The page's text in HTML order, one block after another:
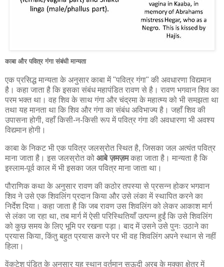
काबा और पवित्र गंगा संबंधी मान्यता
एक प्रसिद्ध मान्यता के अनुसार काबा में "पवित्र गंगा" की अवधारणा विद्यमान
है। कहा जाता है कि इसका संबंध महापंडित रावण से है। रावण भगवान शिव का
परम भक्त था। वह शिव के साथ गंगा और चंद्रमा के महात्म्य को भी समझता था
तथा यह मानता था कि शिव और गंगा का संबंध अविभाज्य है। जहाँ शिव की
उपासना होगी, वहाँ किसी-न-किसी रूप में पवित्र गंगा की अवधारणा भी अवश्य
विद्यमान होगी।
काबा के निकट भी एक पवित्र जलस्रोत स्थित है, जिसका जल अत्यंत पवित्र
माना जाता है। इस जलस्रोत को आबे ज़मज़मकहा जाता है। मान्यता है कि
इस्लाम-पूर्व काल में भी इसका जल पवित्र माना जाता था।
पौराणिक कथा के अनुसार रावण की कठोर तपस्या से प्रसन्न होकर भगवान
शिव ने उसे एक शिवलिंग प्रदान किया और उसे लंका में स्थापित करने का
निर्देश दिया। कहा जाता है कि जब रावण उस शिवलिंग को लेकर आकाश मार्ग
से लंका जा रहा था, तब मार्ग में ऐसी परिस्थितियाँ उत्पन्न हुईं कि उसे शिवलिंग
को कुछ समय के लिए भूमि पर रखना पड़ा। बाद में उसने उसे पुनः उठाने का
प्रयास किया, किंतु बहुत प्रयास करने पर भी वह शिवलिंग अपने स्थान से नहीं
हिला।
वेंकटेश पंडित के अनुसार यह स्थान वर्तमान सऊदी अरब के मक्का क्षेत्र में